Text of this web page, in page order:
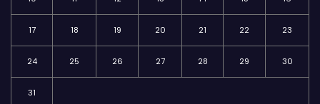
17 18 19 20 21 22 23
24 25 26 27 28 29 30
31